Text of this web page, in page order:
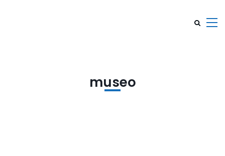
museo